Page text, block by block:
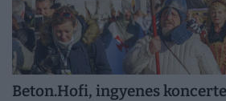
Beton.Hofi, ingyenes